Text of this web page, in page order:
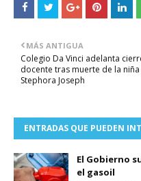
MÁS ANTIGUA
Colegio Da Vinci adelanta
docente tras muerte de la niña
Stephora Joseph
ENTRADAS QUE PUEDEN
El Gobierno
el gasoil